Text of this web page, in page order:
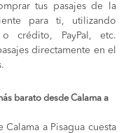
tus pasajes de la
para ti, utilizando
crédito, PayPal, etc.
directamente en el
barato desde Calama a
a Pisagua cuesta